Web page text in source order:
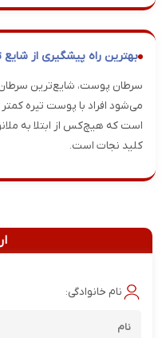
بهترین راه پیشگیری از
سرطان پوست، شایع‌ترین
می‌شود افراد با پوست تیره
است که هیچ‌کس از ابتلا به
کلید نجات است.
نام خانوادگی: